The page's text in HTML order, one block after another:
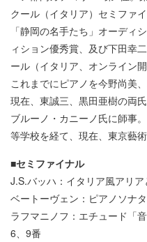
クール（イタリア）セミファ
「静岡の名手たち」オーディ
ィション優秀賞、及び下田幸
ール（イタリア、オンライン
これまでにピアノを今野尚美
現在、東誠三、黒田亜樹の両
ブルーノ・カニーノ氏に師事
等学校を経て、現在、東京藝
■セミファイナル
J.S.バッハ：イタリア風アリ
ベートーヴェン：ピアノソナ
ラフマニノフ：エチュード「
6、9番